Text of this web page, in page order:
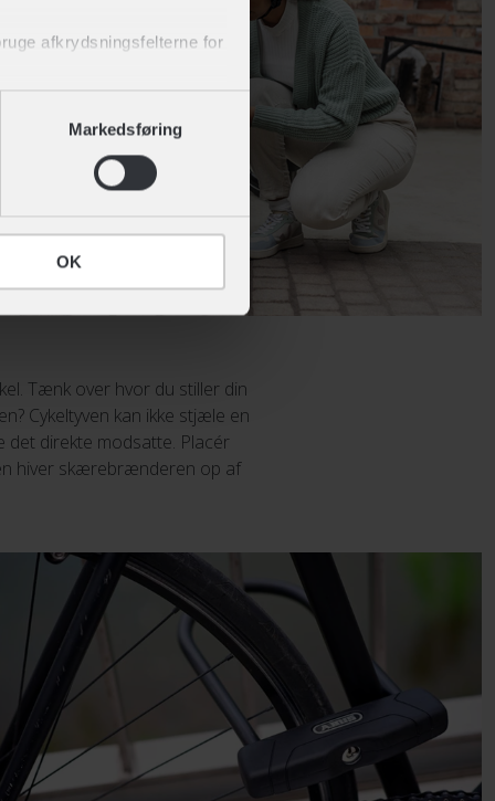
afkrydsningsfelterne for
nederst på siden.
Markedsføring
OK
Tænk over hvor du stiller din
Cykeltyven kan ikke stjæle en
det direkte modsatte. Placér
hiver skærebrænderen op af